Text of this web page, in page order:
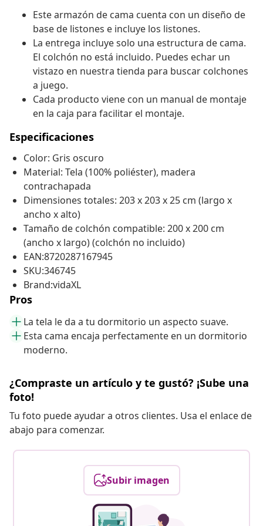
Este armazón de cama cuenta con un diseño de
base de listones e incluye los listones.
La entrega incluye solo una estructura de cama.
El colchón no está incluido. Puedes echar un
vistazo en nuestra tienda para buscar colchones
a juego.
Cada producto viene con un manual de montaje
en la caja para facilitar el montaje.
Especificaciones
Color: Gris oscuro
Material: Tela (100% poliéster), madera
contrachapada
Dimensiones totales: 203 x 203 x 25 cm (largo x
ancho x alto)
Tamaño de colchón compatible: 200 x 200 cm
(ancho x largo) (colchón no incluido)
EAN:8720287167945
SKU:346745
Brand:vidaXL
Pros
La tela le da a tu dormitorio un aspecto suave.
Esta cama encaja perfectamente en un dormitorio
moderno.
¿Compraste un artículo y te gustó? ¡Sube una
foto!
Tu foto puede ayudar a otros clientes. Usa el enlace de
abajo para comenzar.
Subir imagen